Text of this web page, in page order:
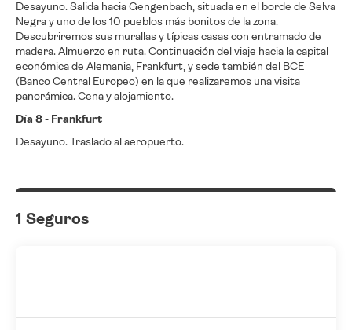
Desayuno. Salida hacia Gengenbach, situada en el borde de Selva
Negra y uno de los 10 pueblos más bonitos de la zona.
Descubriremos sus murallas y típicas casas con entramado de
madera. Almuerzo en ruta. Continuación del viaje hacia la capital
económica de Alemania, Frankfurt, y sede también del BCE
(Banco Central Europeo) en la que realizaremos una visita
panorámica. Cena y alojamiento.
Día 8 - Frankfurt
Desayuno. Traslado al aeropuerto.
1 Seguros